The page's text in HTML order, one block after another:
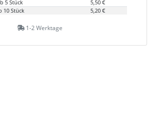
5 Stück
5,50 €
10 Stück
5,20 €
1-2 Werktage